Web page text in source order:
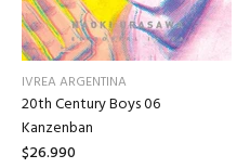
IVREA ARGENTINA
20th Century Boys 06
Kanzenban
$26.990